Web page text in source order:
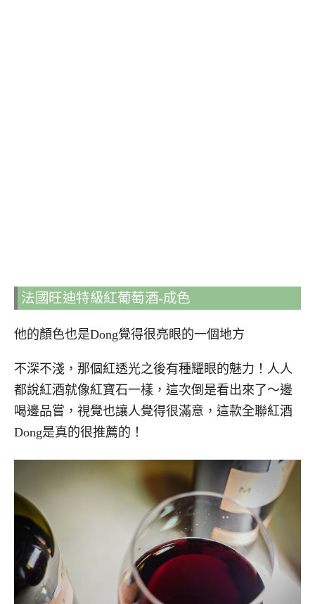
法國旺迪特級紅葡萄酒-成色
他的顏色也是Dong覺得很亮眼的一個地方
不深不淺，那個紅透光之後有種耀眼的魅力！人人
都說紅酒就像紅寶石一樣，這次倒是看出來了～邊
喝邊品嘗，視覺也讓人覺得很滿意，這款全聯紅酒
Dong是真的很推薦的！